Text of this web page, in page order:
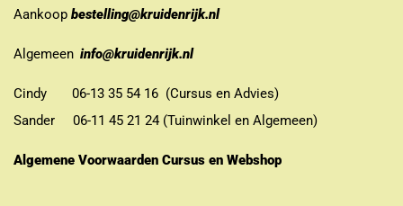
Aankoop bestelling@kruidenrijk.nl
Algemeen info@kruidenrijk.nl
Cindy 06-13 35 54 16 (Cursus en Advies)
Sander 06-11 45 21 24 (Tuinwinkel en Algemeen)
Algemene Voorwaarden Cursus en Webshop